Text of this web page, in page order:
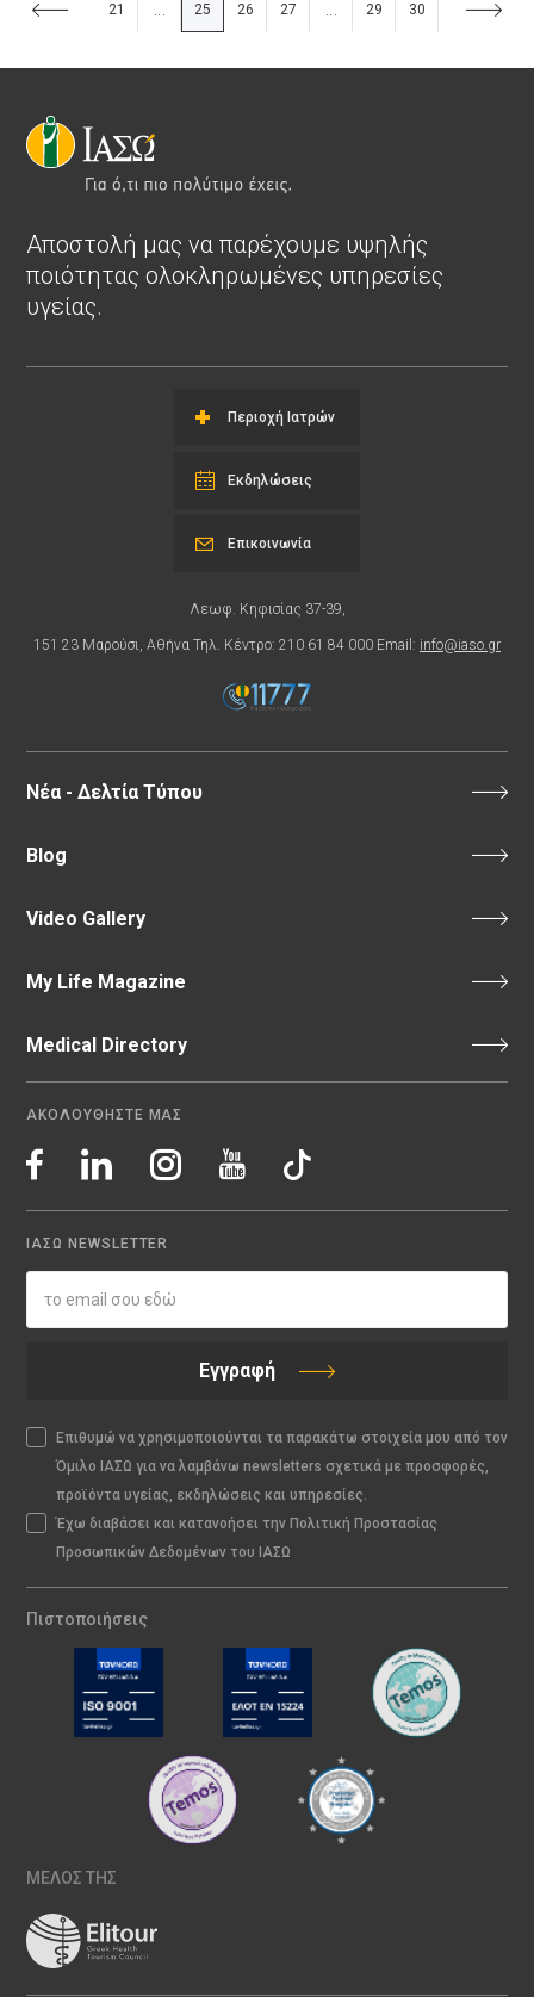
21 ... 25 26 27 ... 29 30
Αποστολή μας να παρέχουμε υψηλής
ποιότητας ολοκληρωμένες υπηρεσίες
υγείας.
Περιοχή Ιατρών
Εκδηλώσεις
Λεωφ. Κηφισίας 37-39,
151 23 Μαρούσι, Αθήνα Τηλ. Κέντρο: 210 61 84 000 Email: info@iaso.gr
Επικοινωνία
Νέα - Δελτία Τύπου
Blog
Video Gallery
My Life Magazine
Medical Directory
ΑΚΟΛΟΥΘΗΣΤΕ ΜΑΣ
ΙΑΣΩ NEWSLETTER
Εγγραφή
Επιθυμώ να χρησιμοποιούνται τα παρακάτω στοιχεία μου από τον
Όμιλο ΙΑΣΩ για να λαμβάνω newsletters σχετικά με προσφορές,
προϊόντα υγείας, εκδηλώσεις και υπηρεσίες.
Έχω διαβάσει και κατανοήσει την Πολιτική Προστασίας
Προσωπικών Δεδομένων του ΙΑΣΩ
Πιστοποιήσεις
ΜΕΛΟΣ ΤΗΣ